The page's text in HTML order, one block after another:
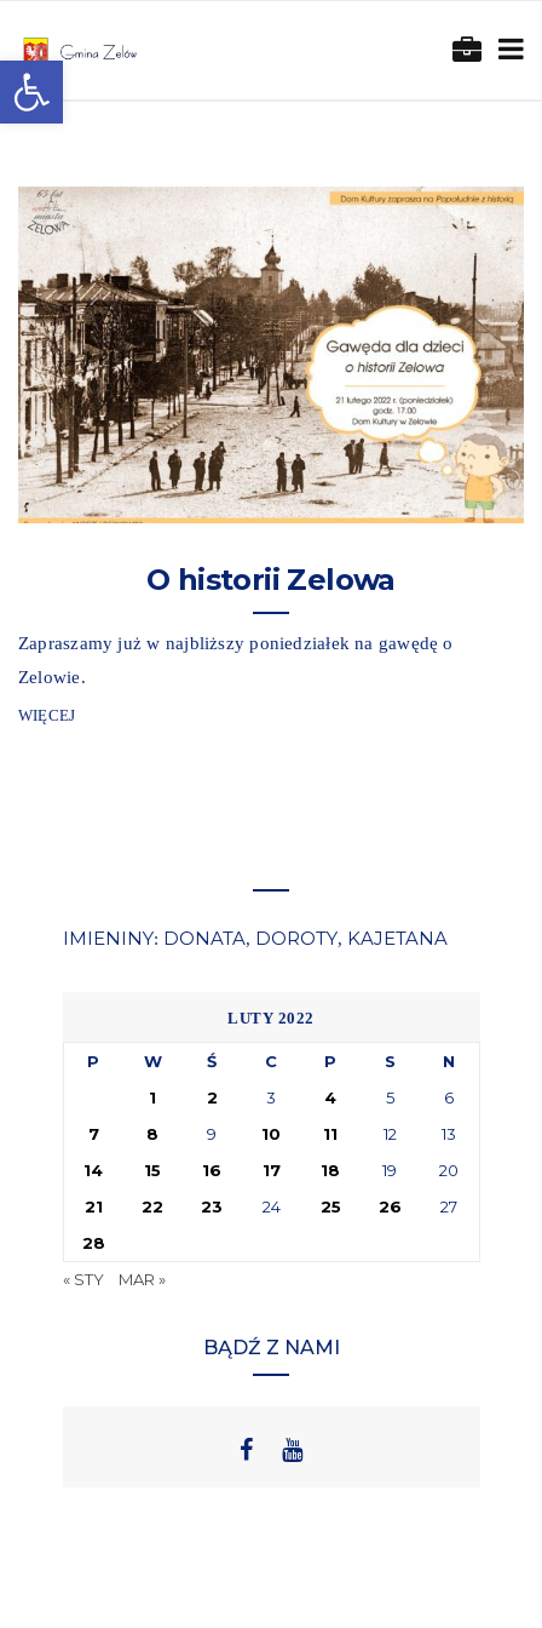
Otwórz pasek narzędzi
O historii Zelowa
Zapraszamy już w najbliższy poniedziałek na gawędę o
Zelowie.
WIĘCEJ
IMIENINY: DONATA, DOROTY, KAJETANA
LUTY 2022
P W Ś C P S
N
1
2 3 4 5
6
7
8 9 10 11 12
13
14
15 16 17 18 19
20
21
22 23 24 25 26
27
28
« STY
MAR »
BĄDŹ Z NAMI